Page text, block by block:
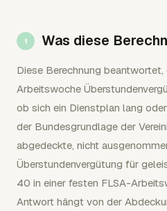
Was diese
Diese Berechnung
Arbeitswoche
ob sich ein Dienstplan lang
der Bundesgrundlage der
abgedeckte, nicht
Überstundenvergütung für
40 in einer festen FLSA-
Antwort hängt von der